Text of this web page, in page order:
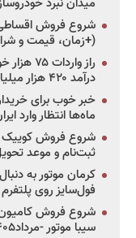
(+زمان، قیمت و
درآمد ۴۲۰ هزار میلیاردی دولت؟
خبر خوب برای
ماه‌ها انتظار وارد
ثبت‌نام و موعد
فول‌سایز روی پلتفرم KP2
شروع فروش کامیون
سیبا موتور -مرداد۱۴۰۵ (+قیمت و شرایط)